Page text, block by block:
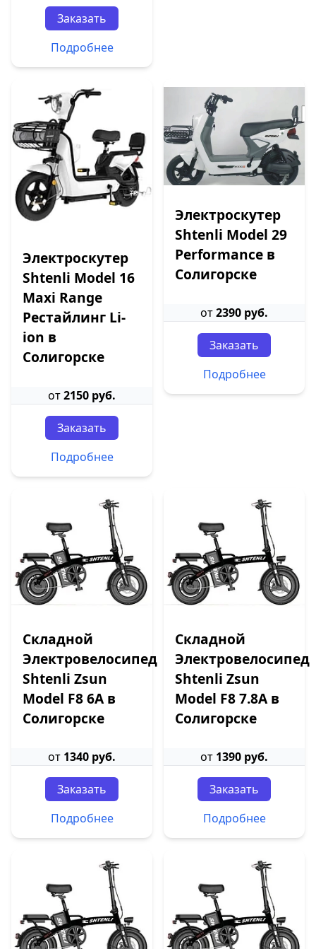
Заказать
Подробнее
Электроскутер
Shtenli Model 16
Maxi Range
Рестайлинг Li-
ion в
Солигорске
от2150 руб.
Заказать
Подробнее
Электроскутер
Shtenli Model 29
Performance в
Солигорске
от2390 руб.
Заказать
Подробнее
Складной
Электровелосипед
Shtenli Zsun
Model F8 6А в
Солигорске
от 1340 руб.
Заказать
Подробнее
Складной
Электровелосипед
Shtenli Zsun
Model F8 7.8A в
Солигорске
от 1390 руб.
Заказать
Подробнее